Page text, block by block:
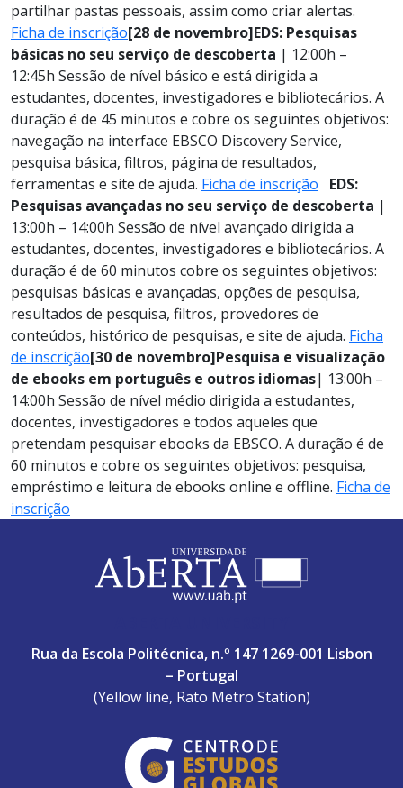
partilhar pastas pessoais, assim como criar alertas.
Ficha de inscrição[28 de novembro]EDS: Pesquisas
básicas no seu serviço de descoberta | 12:00h –
12:45h Sessão de nível básico e está dirigida a
estudantes, docentes, investigadores e bibliotecários. A
duração é de 45 minutos e cobre os seguintes objetivos:
navegação na interface EBSCO Discovery Service,
pesquisa básica, filtros, página de resultados,
ferramentas e site de ajuda. Ficha de inscrição
EDS:
Pesquisas avançadas no seu serviço de descoberta |
13:00h – 14:00h Sessão de nível avançado dirigida a
estudantes, docentes, investigadores e bibliotecários. A
duração é de 60 minutos cobre os seguintes objetivos:
pesquisas básicas e avançadas, opções de pesquisa,
resultados de pesquisa, filtros, provedores de
conteúdos, histórico de pesquisas, e site de ajuda. Ficha
de inscrição[30 de novembro]Pesquisa e visualização
de ebooks em português e outros idiomas| 13:00h –
14:00h Sessão de nível médio dirigida a estudantes,
docentes, investigadores e todos aqueles que
pretendam pesquisar ebooks da EBSCO. A duração é de
60 minutos e cobre os seguintes objetivos: pesquisa,
empréstimo e leitura de ebooks online e offline. Ficha de
inscrição
Rua da Escola Politécnica, n.º 147 1269-001 Lisbon
– Portugal
(Yellow line, Rato Metro Station)